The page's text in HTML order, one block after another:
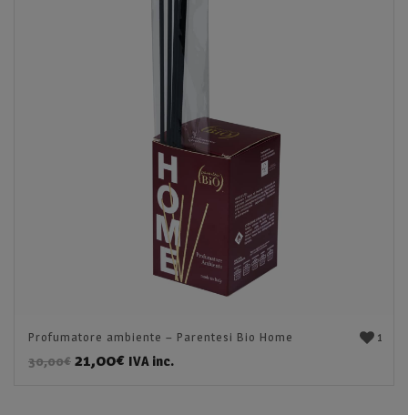
1
Profumatore ambiente – Parentesi Bio Home
30,00€ 21,00€ IVA inc.